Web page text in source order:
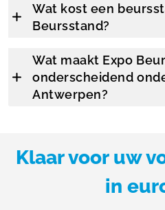
Wat kost een
Beursstand?
Wat maakt Expo
onderscheidend
Antwerpen?
Klaar voor uw
in